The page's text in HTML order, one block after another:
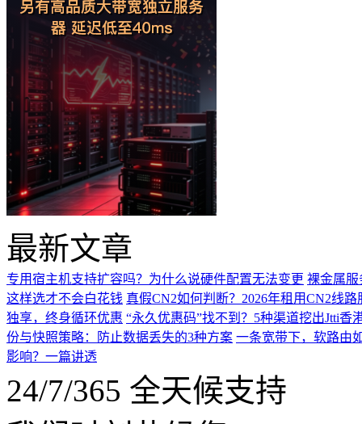
最新文章
专用宿主机支持扩容吗？为什么说硬件配置无法变更 裸金属服
这样选才不会白花钱 真假CN2如何判断？2026年租用CN2线
独享，终身循环优惠 “永久优惠码”找不到？5种渠道挖出Jtti香
份与快照策略：防止数据丢失的3种方案 一条宽带下，软路由
影响？一篇讲透
24/7/365 全天候支持